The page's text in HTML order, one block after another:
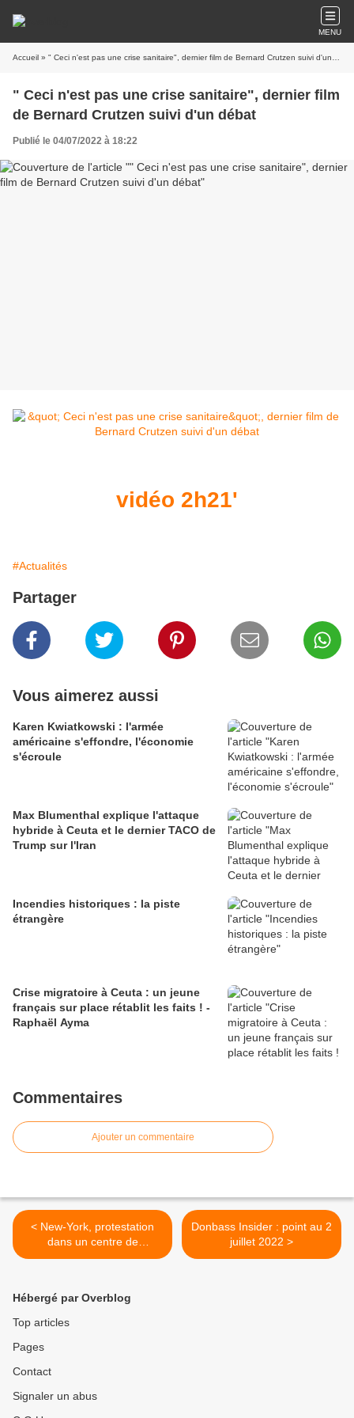
MENU
Accueil » " Ceci n'est pas une crise sanitaire", dernier film de Bernard Crutzen suivi d'un débat
" Ceci n'est pas une crise sanitaire", dernier film
de Bernard Crutzen suivi d'un débat
Publié le 04/07/2022 à 18:22
vidéo 2h21'
#Actualités
Partager
Vous aimerez aussi
Karen Kwiatkowski : l'armée
américaine s'effondre, l'économie
s'écroule
Max Blumenthal explique l'attaque
hybride à Ceuta et le dernier TACO de
Trump sur l'Iran
Incendies historiques : la piste
étrangère
Crise migratoire à Ceuta : un jeune
français sur place rétablit les faits ! -
Raphaël Ayma
Commentaires
Ajouter un commentaire
< New-York, protestation
dans un centre de
vaccination : " ne faites pas
Donbass Insider : point au 2
juillet 2022 >
Hébergé par Overblog
Top articles
Pages
Contact
Signaler un abus